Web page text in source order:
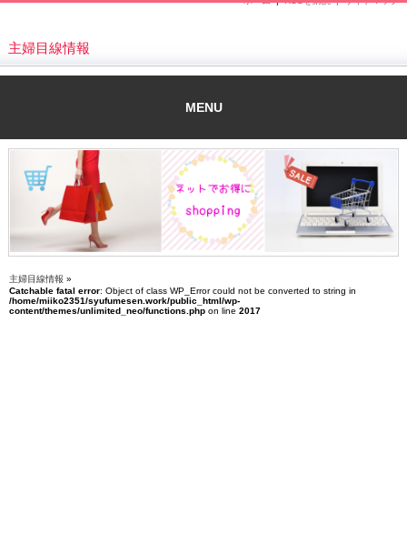
主婦目線情報
MENU
主婦目線情報 »
Catchable fatal error: Object of class WP_Error could not be converted to string in
/home/miiko2351/syufumesen.work/public_html/wp-
content/themes/unlimited_neo/functions.php on line 2017